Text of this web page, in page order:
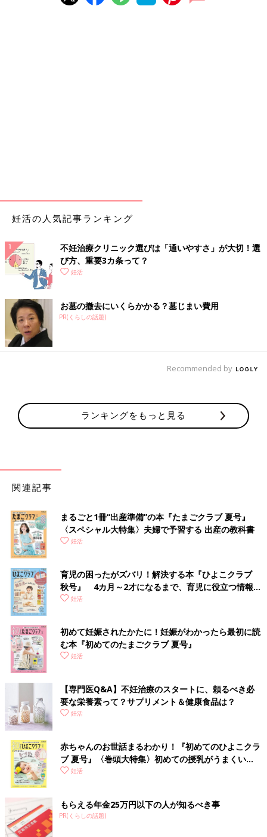
妊活の人気記事ランキング
不妊治療クリニック選びは「通いやすさ」が大切！選
び方、重要3カ条って？
妊活
お墓の撤去にいくらかかる？墓じまい費用
PR(くらしの話題)
Recommended by
ランキングをもっと見る
関連記事
まるごと1冊“出産準備”の本『たまごクラブ 夏号』
〈スペシャル大特集〉夫婦で予習する 出産の教科書
妊活
育児の困ったがズバリ！解決する本『ひよこクラブ
秋号』 4カ月～2才になるまで、育児に役立つ情報が
いっぱい！
妊活
初めて妊娠されたかたに！妊娠がわかったら最初に読
む本『初めてのたまごクラブ 夏号』
妊活
【専門医Q&A】不妊治療のスタートに、頼るべき必
要な栄養素って？サプリメント＆健康食品は？
妊活
赤ちゃんのお世話まるわかり！『初めてのひよこクラ
ブ 夏号』〈巻頭大特集〉初めての授乳がうまくい
く！ おっぱい・ミルクの基本と夏のトラブル 解決テ
妊活
もらえる年金25万円以下の人が知るべき事
PR(くらしの話題)